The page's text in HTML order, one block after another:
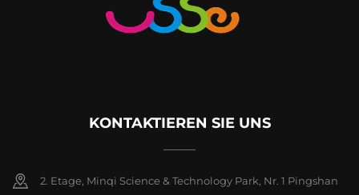
KONTAKTIEREN SIE UNS
2. Etage, Minqi Science & Technology Park, Nr. 1 Pingshan